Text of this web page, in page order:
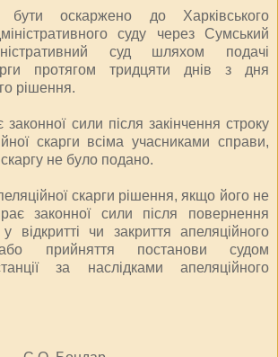
оскаржено до Харківського
суду через Сумський
суд шляхом подачі
протягом тридцяти днів
з дня
рішення.
сили після закінчення строку
скарги всіма учасниками справи,
не було подано.
скарги рішення, якщо його не
законної сили після повернення
відкритті чи закриття апеляційного
прийняття постанови судом
за наслідками апеляційного